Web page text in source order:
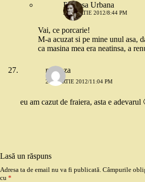
Printesa Urbana
25 MARTIE 2012/8:44 PM
Vai, ce porcarie!
M-a acuzat si pe mine unul asa,
ca masina mea era neatinsa, a
mimoza
27 MARTIE 2012/11:04 PM
eu am cazut de fraiera, asta e adevarul
Lasă un răspuns
Adresa ta de email nu va fi publicată. Câmpurile
cu *